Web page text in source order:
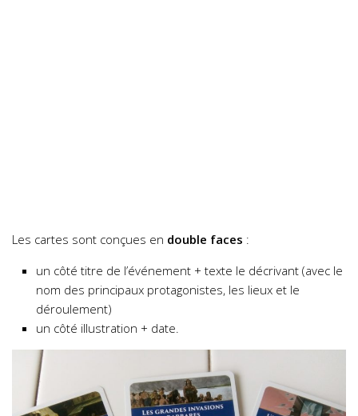
Les cartes sont conçues en double faces :
un côté titre de l’événement + texte le décrivant (avec le
nom des principaux protagonistes, les lieux et le
déroulement)
un côté illustration + date.